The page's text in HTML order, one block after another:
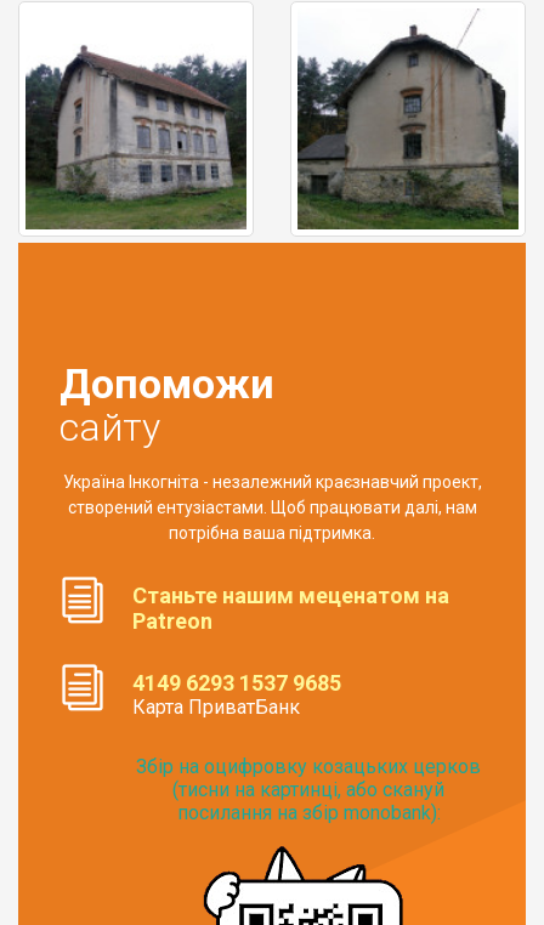
Допоможи
сайту
Україна Інкогніта - незалежний краєзнавчий проект,
створений ентузіастами. Щоб працювати далі, нам
потрібна ваша підтримка.
Станьте нашим меценатом на
Patreon
4149 6293 1537 9685
Карта ПриватБанк
Збір на оцифровку козацьких церков
(тисни на картинці, або скануй
посилання на збір monobank):